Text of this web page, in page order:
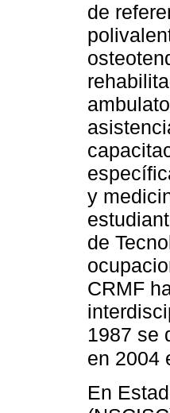
de
y
de
CRMF
1987 se
en 2004
En